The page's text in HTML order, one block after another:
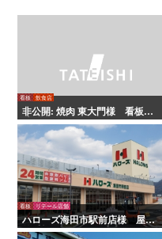
看板 飲食店
非公開: 焼肉 東大門様 看板・
壁面サイン
看板 リテール店舗
ハローズ海田市駅前店様 屋内
外看板・サイン